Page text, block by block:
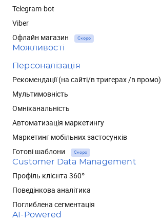
Telegram-bot
Viber
Офлайн магазин
Скоро
Можливості
Персоналізація
Рекомендації (на сайті/в тригерах /в промо)
Мультимовність
Омніканальність
Автоматизація маркетингу
Маркетинг мобільних застосунків
Готові шаблони
Скоро
Customer Data Management
Профіль клієнта 360°
Поведінкова аналітика
Поглиблена сегментація
AI-Powered